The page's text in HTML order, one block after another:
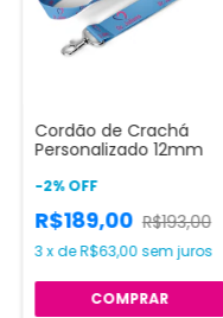
Cordão de Crachá
Personalizado 12mm
-2%OFF
R$189,00 R$193,00
3xdeR$63,00 sem juros
COMPRAR